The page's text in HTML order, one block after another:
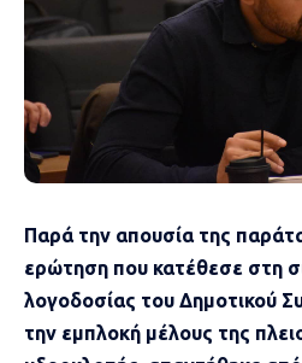
Παρά την απουσία της
ερώτηση που κατέθεσε στη
λογοδοσίας του Δημοτικού
την εμπλοκή μέλους της